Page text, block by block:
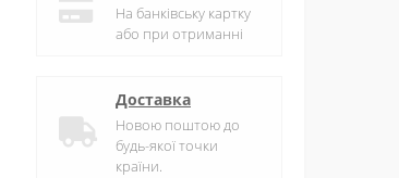
На банківську картку
або при отриманні
Доставка
Новою поштою до
будь-якої точки
країни.